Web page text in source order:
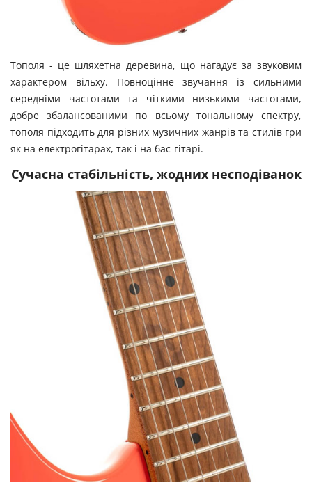
Тополя - це шляхетна деревина, що нагадує за звуковим
характером вільху. Повноцінне звучання із сильними
середніми частотами та чіткими низькими частотами,
добре збалансованими по всьому тональному спектру,
тополя підходить для різних музичних жанрів та стилів гри
як на електрогітарах, так і на бас-гітарі.
Сучасна стабільність, жодних несподіванок